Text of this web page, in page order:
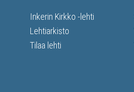
Inkerin Kirkko -lehti
Lehtiarkisto
Tilaa lehti